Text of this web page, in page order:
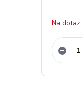
Na dotaz